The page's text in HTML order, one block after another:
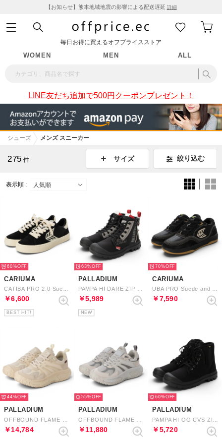
【お知らせ】熊本地域地震の影響による配送遅延 詳細
毎日お得に買えるオフプライスストア
WOMEN MEN ALL
LINE友だち追加で500円クーポンプレゼント！
シューズ メンズ スニーカー
275 件 サイズ 絞り込む
表示順 :
60%
CARIUMA
￥6,600
BEST HIT!
63%
PALLADIUM
￥5,989
NEW
70%
CARIUMA
￥7,590
44%
PALLADIUM
￥14,784
55%
PALLADIUM
￥11,880
60%
PALLADIUM
￥5,720